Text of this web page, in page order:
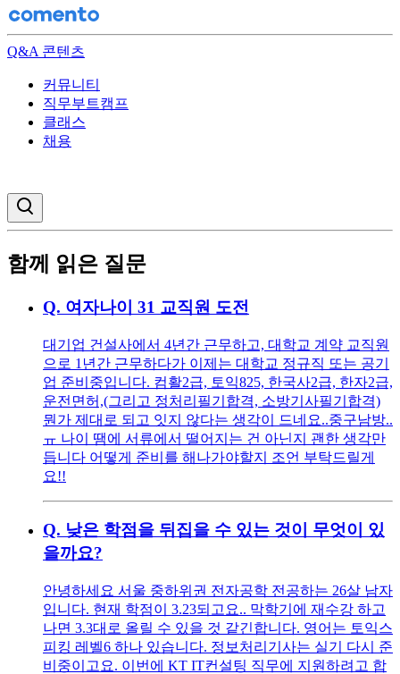
Q&A 콘텐츠
커뮤니티
직무부트캠프
클래스
채용
함께 읽은 질문
Q. 여자나이 31 교직원 도전
대기업 건설사에서 4년간 근무하고, 대학교 계약 교직원
으로 1년간 근무하다가 이제는 대학교 정규직 또는 공기
업 준비중입니다. 컴활2급, 토익825, 한국사2급, 한자2급,
운전면허,(그리고 정처리필기합격, 소방기사필기합격)
뭔가 제대로 되고 잇지 않다는 생각이 드네요..중구남방..
ㅠ 나이 땜에 서류에서 떨어지는 건 아닌지 괜한 생각만
듭니다 어떻게 준비를 해나가야할지 조언 부탁드릴게
요!!
Q. 낮은 학점을 뒤집을 수 있는 것이 무엇이 있
을까요?
안녕하세요 서울 중하위권 전자공학 전공하는 26살 남자
입니다. 현재 학점이 3.23되고요.. 막학기에 재수강 하고
나면 3.3대로 올릴 수 있을 것 같긴합니다. 영어는 토익스
피킹 레벨6 하나 있습니다. 정보처리기사는 실기 다시 준
비중이고요. 이번에 KT IT컨설팅 직무에 지원하려고 합